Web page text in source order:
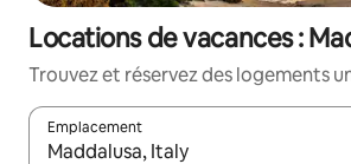
Locations de vacances :
Trouvez et réservez des logements
Emplacement
Quand les résultats sont affichés,